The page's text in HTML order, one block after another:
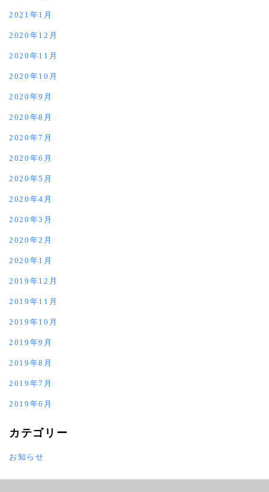
2021年1月
2020年12月
2020年11月
2020年10月
2020年9月
2020年8月
2020年7月
2020年6月
2020年5月
2020年4月
2020年3月
2020年2月
2020年1月
2019年12月
2019年11月
2019年10月
2019年9月
2019年8月
2019年7月
2019年6月
カテゴリー
お知らせ